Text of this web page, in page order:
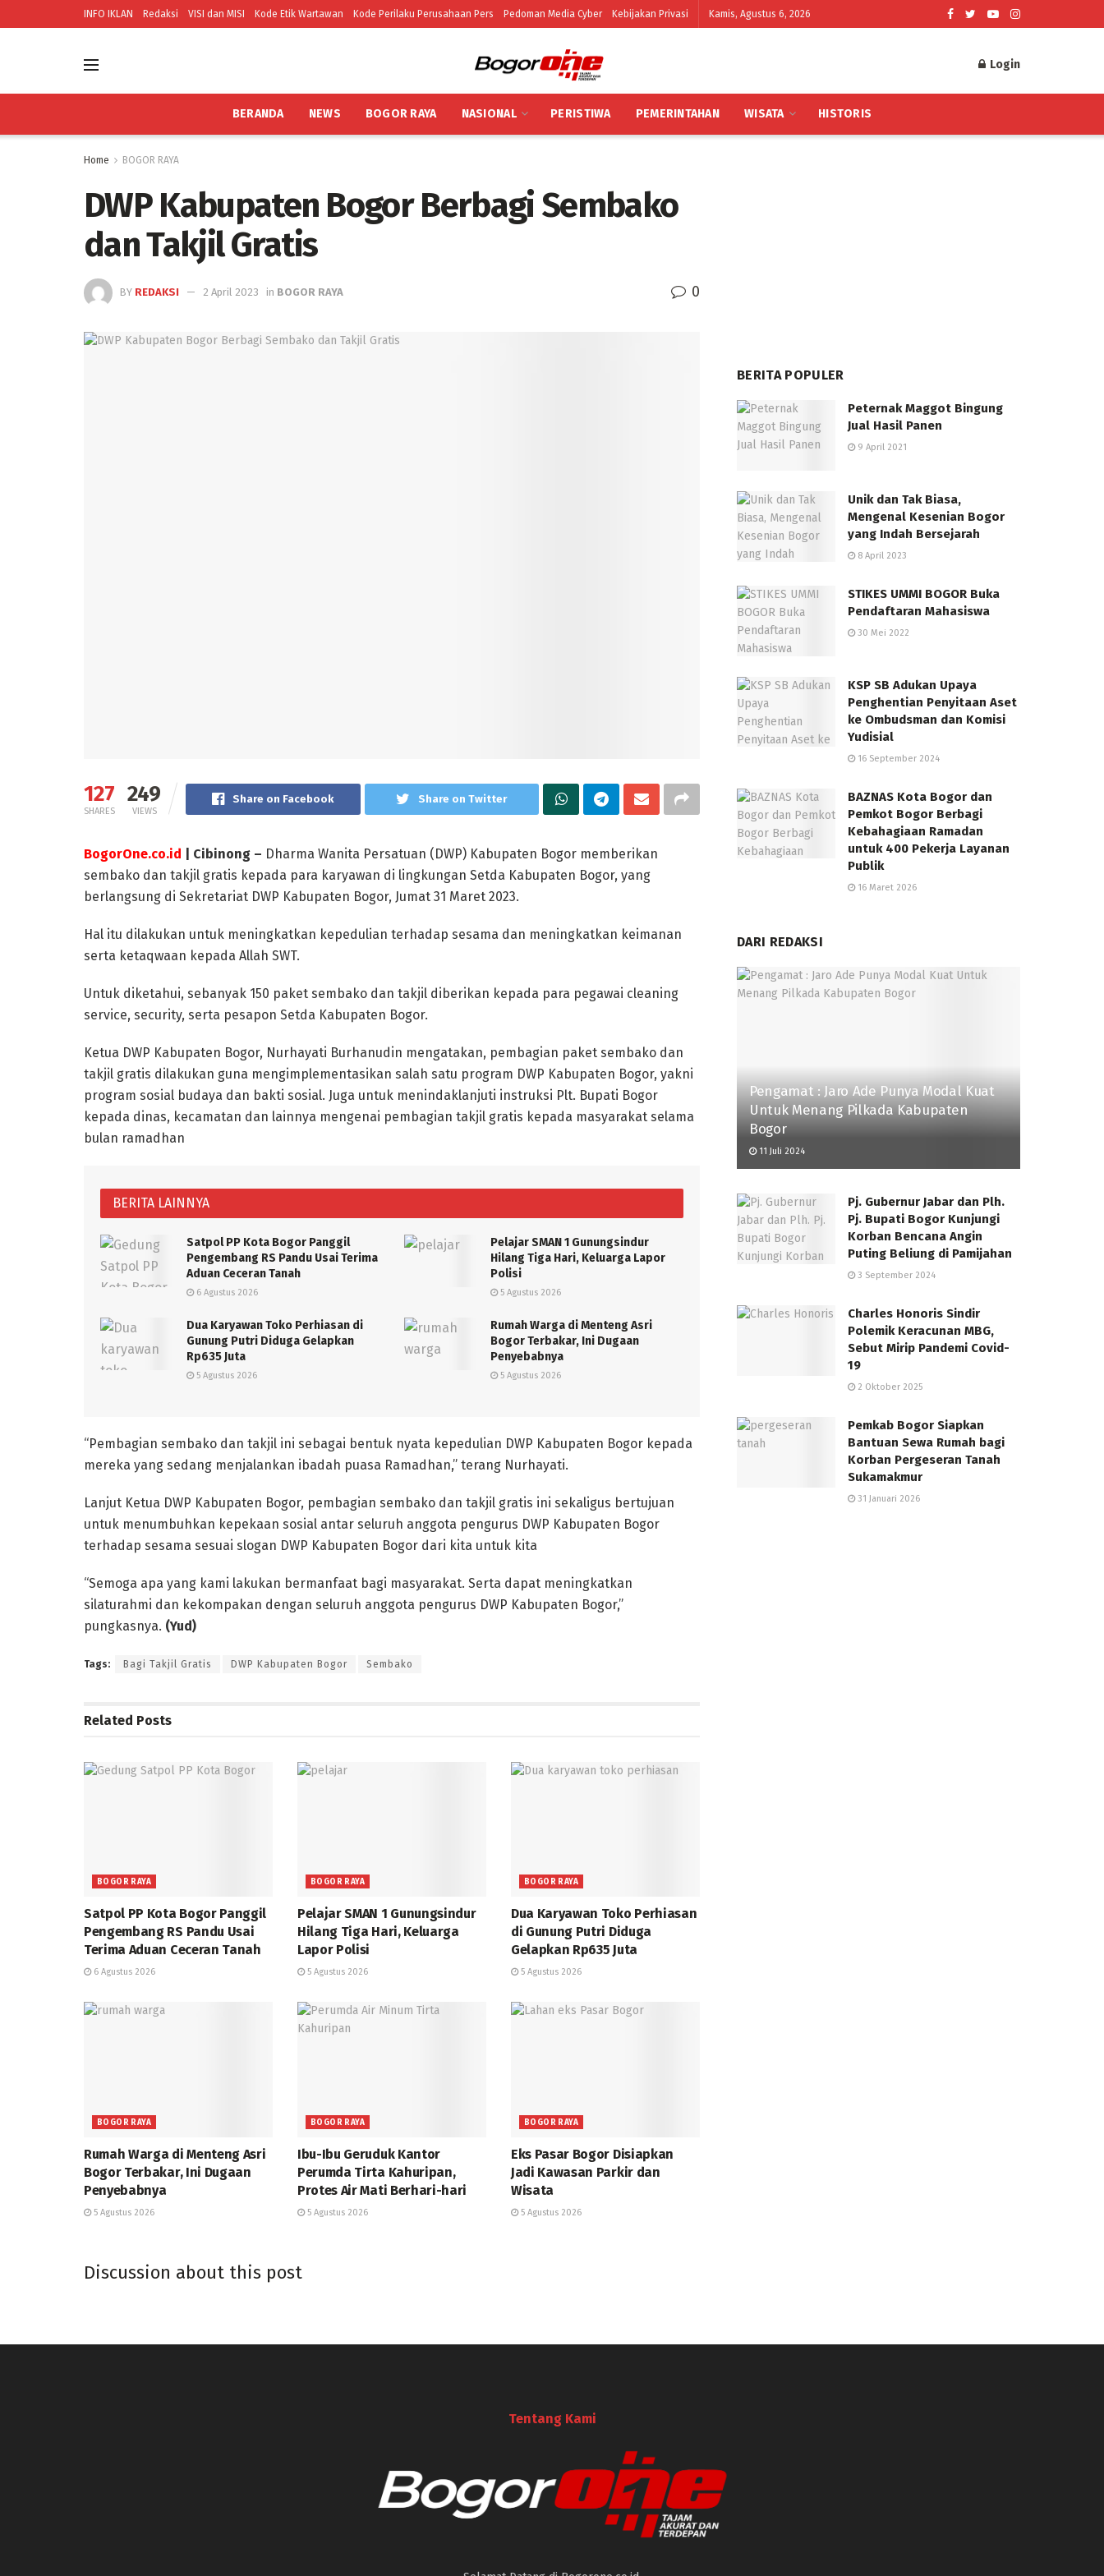
INFO IKLAN Redaksi VISI dan MISI Kode Etik Wartawan Kode Perilaku Perusahaan Pers Pedoman Media Cyber Kebijakan Privasi Kamis, Agustus 6, 2026
Login
BERANDA NEWS BOGOR RAYA NASIONAL PERISTIWA PEMERINTAHAN WISATA HISTORIS
Home BOGOR RAYA
DWP Kabupaten Bogor Berbagi Sembako
dan Takjil Gratis
BY REDAKSI 2 April 2023 in BOGOR RAYA 0
127
SHARES
249
VIEWS
Share on Facebook Share on Twitter
BogorOne.co.id | Cibinong – Dharma Wanita Persatuan (DWP) Kabupaten Bogor memberikan
sembako dan takjil gratis kepada para karyawan di lingkungan Setda Kabupaten Bogor, yang
berlangsung di Sekretariat DWP Kabupaten Bogor, Jumat 31 Maret 2023.
Hal itu dilakukan untuk meningkatkan kepedulian terhadap sesama dan meningkatkan keimanan
serta ketaqwaan kepada Allah SWT.
Untuk diketahui, sebanyak 150 paket sembako dan takjil diberikan kepada para pegawai cleaning
service, security, serta pesapon Setda Kabupaten Bogor.
Ketua DWP Kabupaten Bogor, Nurhayati Burhanudin mengatakan, pembagian paket sembako dan
takjil gratis dilakukan guna mengimplementasikan salah satu program DWP Kabupaten Bogor, yakni
program sosial budaya dan bakti sosial. Juga untuk menindaklanjuti instruksi Plt. Bupati Bogor
kepada dinas, kecamatan dan lainnya mengenai pembagian takjil gratis kepada masyarakat selama
bulan ramadhan
BERITA LAINNYA
Satpol PP Kota Bogor Panggil
Pengembang RS Pandu Usai Terima
Aduan Ceceran Tanah
6 Agustus 2026
Pelajar SMAN 1 Gunungsindur
Hilang Tiga Hari, Keluarga Lapor
Polisi
5 Agustus 2026
Dua Karyawan Toko Perhiasan di
Gunung Putri Diduga Gelapkan
Rp635 Juta
5 Agustus 2026
Rumah Warga di Menteng Asri
Bogor Terbakar, Ini Dugaan
Penyebabnya
5 Agustus 2026
“Pembagian sembako dan takjil ini sebagai bentuk nyata kepedulian DWP Kabupaten Bogor kepada
mereka yang sedang menjalankan ibadah puasa Ramadhan,” terang Nurhayati.
Lanjut Ketua DWP Kabupaten Bogor, pembagian sembako dan takjil gratis ini sekaligus bertujuan
untuk menumbuhkan kepekaan sosial antar seluruh anggota pengurus DWP Kabupaten Bogor
terhadap sesama sesuai slogan DWP Kabupaten Bogor dari kita untuk kita
“Semoga apa yang kami lakukan bermanfaat bagi masyarakat. Serta dapat meningkatkan
silaturahmi dan kekompakan dengan seluruh anggota pengurus DWP Kabupaten Bogor,”
pungkasnya. (Yud)
Tags: Bagi Takjil Gratis DWP Kabupaten Bogor Sembako
Related Posts
BOGOR RAYA
Satpol PP Kota Bogor Panggil
Pengembang RS Pandu Usai
Terima Aduan Ceceran Tanah
6 Agustus 2026
BOGOR RAYA
Pelajar SMAN 1 Gunungsindur
Hilang Tiga Hari, Keluarga
Lapor Polisi
5 Agustus 2026
BOGOR RAYA
Dua Karyawan Toko Perhiasan
di Gunung Putri Diduga
Gelapkan Rp635 Juta
5 Agustus 2026
BOGOR RAYA
Rumah Warga di Menteng Asri
Bogor Terbakar, Ini Dugaan
Penyebabnya
5 Agustus 2026
BOGOR RAYA
Ibu-Ibu Geruduk Kantor
Perumda Tirta Kahuripan,
Protes Air Mati Berhari-hari
5 Agustus 2026
BOGOR RAYA
Eks Pasar Bogor Disiapkan
Jadi Kawasan Parkir dan
Wisata
5 Agustus 2026
Discussion about this post
BERITA POPULER
Peternak Maggot Bingung
Jual Hasil Panen
9 April 2021
Unik dan Tak Biasa,
Mengenal Kesenian Bogor
yang Indah Bersejarah
8 April 2023
STIKES UMMI BOGOR Buka
Pendaftaran Mahasiswa
30 Mei 2022
KSP SB Adukan Upaya
Penghentian Penyitaan Aset
ke Ombudsman dan Komisi
Yudisial
16 September 2024
BAZNAS Kota Bogor dan
Pemkot Bogor Berbagi
Kebahagiaan Ramadan
untuk 400 Pekerja Layanan
Publik
16 Maret 2026
DARI REDAKSI
Pengamat : Jaro Ade Punya Modal Kuat
Untuk Menang Pilkada Kabupaten
Bogor
11 Juli 2024
Pj. Gubernur Jabar dan Plh.
Pj. Bupati Bogor Kunjungi
Korban Bencana Angin
Puting Beliung di Pamijahan
3 September 2024
Charles Honoris Sindir
Polemik Keracunan MBG,
Sebut Mirip Pandemi Covid-
19
2 Oktober 2025
Pemkab Bogor Siapkan
Bantuan Sewa Rumah bagi
Korban Pergeseran Tanah
Sukamakmur
31 Januari 2026
Tentang Kami